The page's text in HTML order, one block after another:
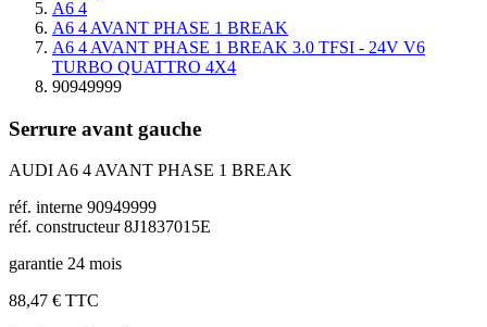
A6 4
A6 4 AVANT PHASE 1 BREAK
A6 4 AVANT PHASE 1 BREAK 3.0 TFSI - 24V V6
TURBO QUATTRO 4X4
90949999
Serrure avant gauche
AUDI A6 4 AVANT PHASE 1 BREAK
réf. interne 90949999
réf. constructeur 8J1837015E
garantie 24 mois
88,47 € TTC